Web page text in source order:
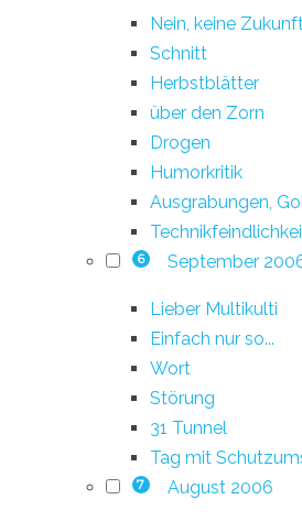
Nein, keine
Schnitt
Herbstblätter
über den Zorn
Drogen
Humorkritik
Ausgrabungen,
6 September
Lieber Multikulti
Einfach nur so...
Wort
Störung
31 Tunnel
Tag mit
7 August 2006